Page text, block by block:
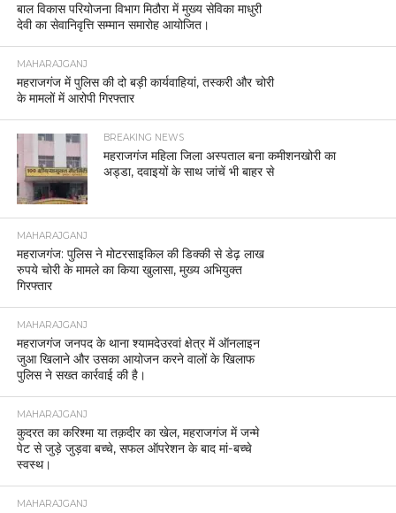
बाल विकास परियोजना विभाग मिठौरा में मुख्य सेविका माधुरी
देवी का सेवानिवृत्ति सम्मान समारोह आयोजित।
MAHARAJGANJ
महराजगंज में पुलिस की दो बड़ी कार्यवाहियां, तस्करी और चोरी
के मामलों में आरोपी गिरफ्तार
BREAKING NEWS
महराजगंज महिला जिला अस्पताल बना कमीशनखोरी का
अड्डा, दवाइयों के साथ जांचें भी बाहर से
MAHARAJGANJ
महराजगंज: पुलिस ने मोटरसाइकिल की डिक्की से डेढ़ लाख
रुपये चोरी के मामले का किया खुलासा, मुख्य अभियुक्त
गिरफ्तार
MAHARAJGANJ
महराजगंज जनपद के थाना श्यामदेउरवां क्षेत्र में ऑनलाइन
जुआ खिलाने और उसका आयोजन करने वालों के खिलाफ
पुलिस ने सख्त कार्रवाई की है।
MAHARAJGANJ
कुदरत का करिश्मा या तक़दीर का खेल, महराजगंज में जन्मे
पेट से जुड़े जुड़वा बच्चे, सफल ऑपरेशन के बाद मां-बच्चे
स्वस्थ।
MAHARAJGANJ